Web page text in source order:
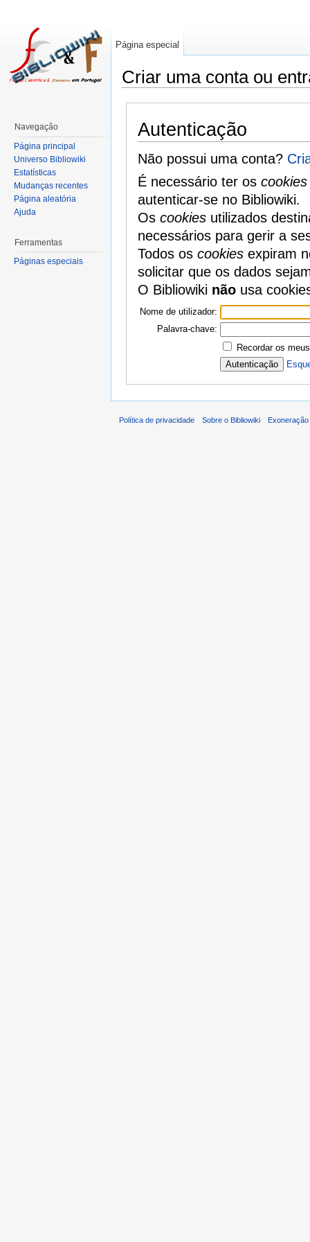
Criar uma conta ou
Autenticação
Não possui uma conta?
É necessário ter os cookies
autenticar-se no Bibliowiki.
Os cookiesutilizados
necessários para gerir a
Todos os cookiesexpiram
solicitar que os dados
O Bibliowiki nãousa
Nome de utilizador:
Palavra-chave:
Recordar os
Página especial
Navegação
Página principal
Universo Bibliowiki
Estatísticas
Mudanças recentes
Página aleatória
Ajuda
Ferramentas
Páginas especiais
Política de privacidade Sobre o Bibliowiki